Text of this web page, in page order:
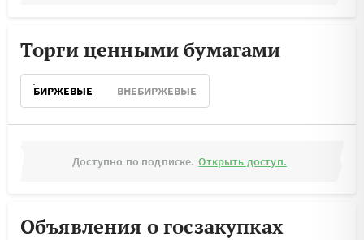
Торги ценными бумагами
БИРЖЕВЫЕ ВНЕБИРЖЕВЫЕ
Доступно по подписке. Открыть доступ.
Объявления о госзакупках